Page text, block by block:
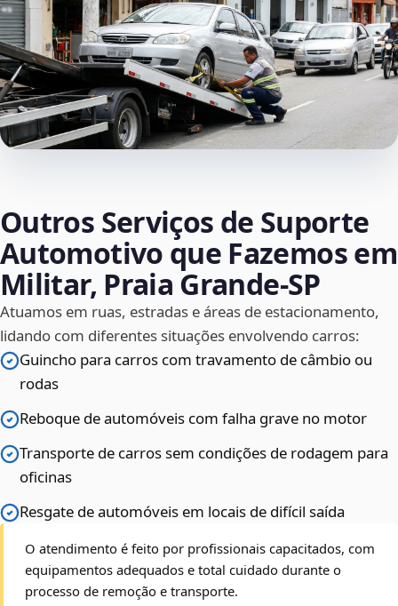
Outros Serviços de Suporte
Automotivo que Fazemos em
Militar, Praia Grande‑SP
Atuamos em ruas, estradas e áreas de estacionamento,
lidando com diferentes situações envolvendo carros:
Guincho para carros com travamento de câmbio ou
rodas
Reboque de automóveis com falha grave no motor
Transporte de carros sem condições de rodagem para
oficinas
Resgate de automóveis em locais de difícil saída
O atendimento é feito por profissionais capacitados, com
equipamentos adequados e total cuidado durante o
processo de remoção e transporte.